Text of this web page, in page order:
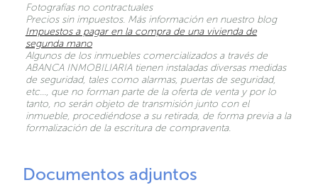
Fotografías no contractuales
Precios sin impuestos. Más información en nuestro blog
Impuestos a pagar en la compra de una vivienda de
segunda mano
Algunos de los inmuebles comercializados a través de
ABANCA INMOBILIARIA tienen instaladas diversas medidas
de seguridad, tales como alarmas, puertas de seguridad,
etc…, que no forman parte de la oferta de venta y por lo
tanto, no serán objeto de transmisión junto con el
inmueble, procediéndose a su retirada, de forma previa a la
formalización de la escritura de compraventa.
Documentos adjuntos